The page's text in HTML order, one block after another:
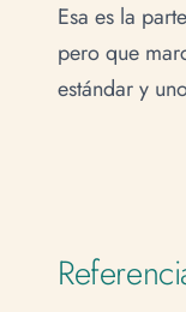
Esa es la
pero que
estándar y